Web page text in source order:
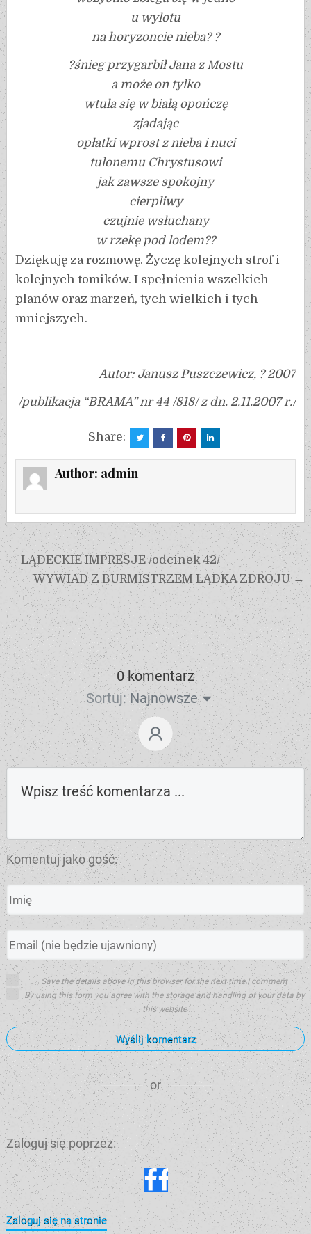
u wylotu
na horyzoncie nieba? ?
?śnieg przygarbił Jana z Mostu
a może on tylko
wtula się w białą opończę
zjadając
opłatki wprost z nieba i nuci
tulonemu Chrystusowi
jak zawsze spokojny
cierpliwy
czujnie wsłuchany
w rzekę pod lodem??
Dziękuję za rozmowę. Życzę kolejnych strof i
kolejnych tomików. I spełnienia wszelkich
planów oraz marzeń, tych wielkich i tych
mniejszych.
Autor: Janusz Puszczewicz, ? 2007
/publikacja “BRAMA” nr 44 /818/ z dn. 2.11.2007 r./
Share:
Author: admin
← LĄDECKIE IMPRESJE /odcinek 42/
WYWIAD Z BURMISTRZEM LĄDKA ZDROJU →
0 komentarz
Sortuj: Najnowsze
Komentuj jako gość:
Save the details above in this browser for the next time I comment
By using this form you agree with the storage and handling of your data by
this website
Wyślij komentarz
or
Zaloguj się poprzez:
Zaloguj się na stronie